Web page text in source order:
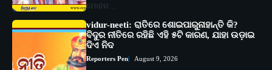
ମୋହନ…
vidur-neeti: ରାତିରେ ଶୋଇପାରୁନାହାନ୍ତି କି?
ବିଦୁର ନୀତିରେ ରହିଛି ଏହି ୫ଟି କାରଣ, ଯାହା ଉଡ଼ାଇ
ଦିଏ ନିଦ
Reporters Pen August 9, 2026